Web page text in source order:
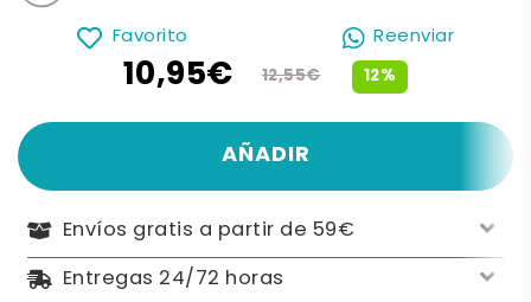
Favorito Reenviar
12%
10,95€ 12,55€
AÑADIR
Envíos gratis a partir de 59€
Entregas 24/72 horas